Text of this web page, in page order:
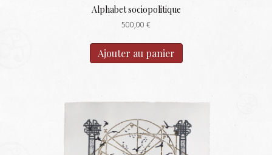
Alphabet sociopolitique
500,00 €
Ajouter au panier